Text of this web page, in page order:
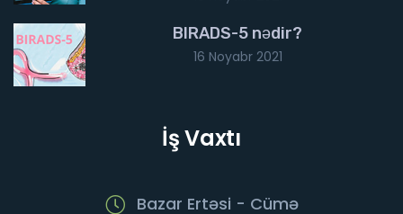
BIRADS-5 nədir?
16 Noyabr 2021
İş Vaxtı
Bazar Ertəsi - Cümə